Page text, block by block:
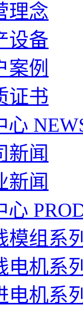
理念
设备
案例
证书
心
新闻
新闻
心
模组系列
电机系列
电机系列